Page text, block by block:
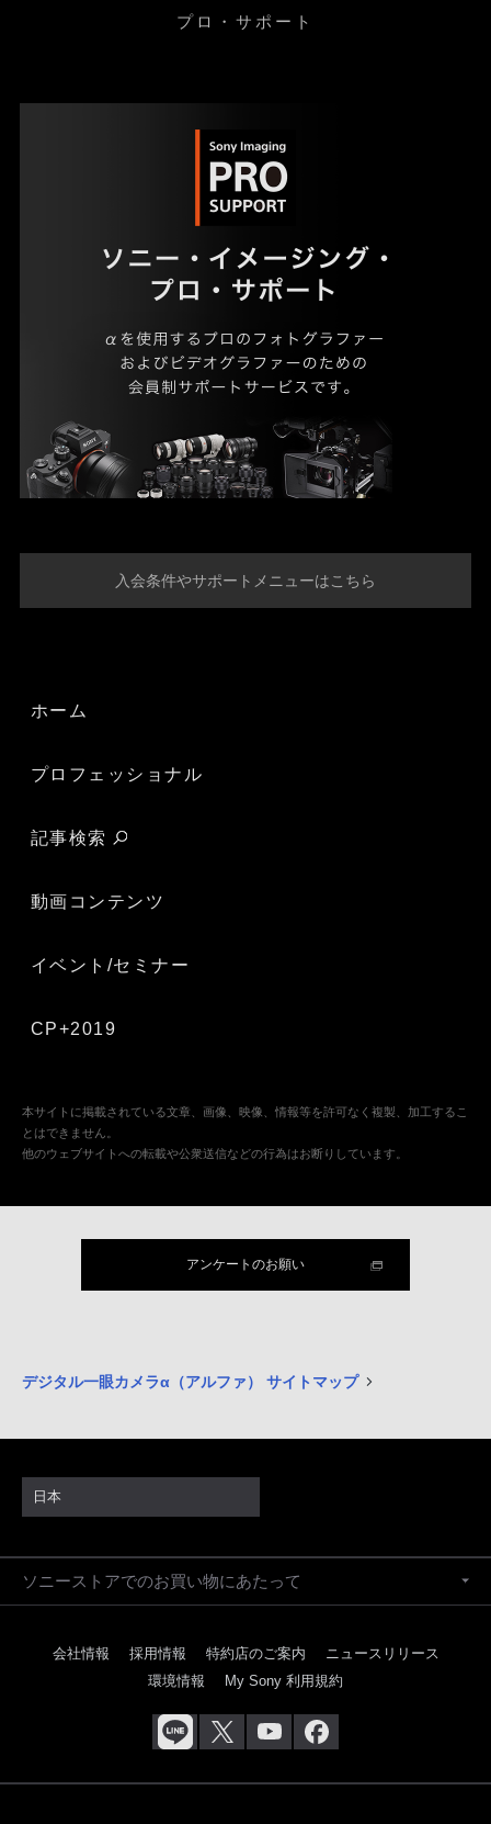
プロ・サポート
入会条件やサポートメニューはこちら
ホーム
プロフェッショナル
記事検索
動画コンテンツ
イベント/セミナー
CP+2019
本サイトに掲載されている文章、画像、映像、情報等を許可なく複製、加工するこ
とはできません。
他のウェブサイトへの転載や公衆送信などの行為はお断りしています。
アンケートのお願い
デジタル一眼カメラα（アルファ） サイトマップ
日本
ソニーストアでのお買い物にあたって
会社情報 採用情報 特約店のご案内
ニュースリリース
環境情報
My Sony 利用規約